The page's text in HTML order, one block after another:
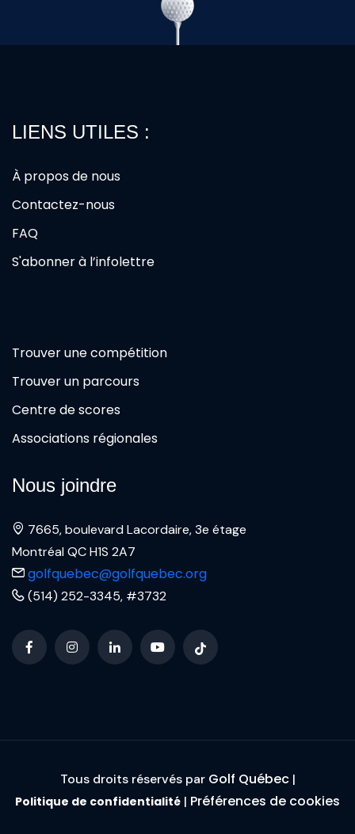
LIENS UTILES :
À propos de nous
Contactez-nous
FAQ
S'abonner à l’infolettre
Trouver une compétition
Trouver un parcours
Centre de scores
Associations régionales
Nous joindre
7665, boulevard Lacordaire, 3e étage
Montréal QC H1S 2A7
golfquebec@golfquebec.org
(514) 252-3345, #3732
Tous droits réservés par Golf Québec|
Politique de confidentialité | Préférences de cookies